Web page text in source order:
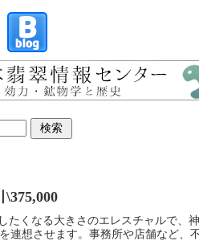
たくなる大きさのエレスチャルで、
連想させます。事務所や店舗など、